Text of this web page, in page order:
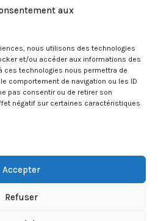
aux
nous utilisons des technologies
et/ou accéder aux informations des
ces technologies nous permettra de
comportement de navigation ou les ID
pas consentir ou de retirer son
négatif sur certaines caractéristiques
Accepter
Refuser
de la Culture Jacques
enregistrée le 09
la Préfecture des Bouches